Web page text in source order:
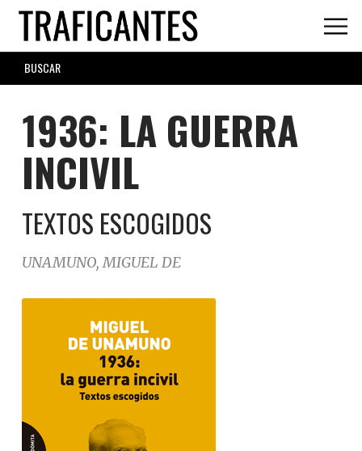
Skip
main
content
SEARCH
FORM
1936: LA GUERRA
INCIVIL
TEXTOS ESCOGIDOS
UNAMUNO, MIGUEL DE